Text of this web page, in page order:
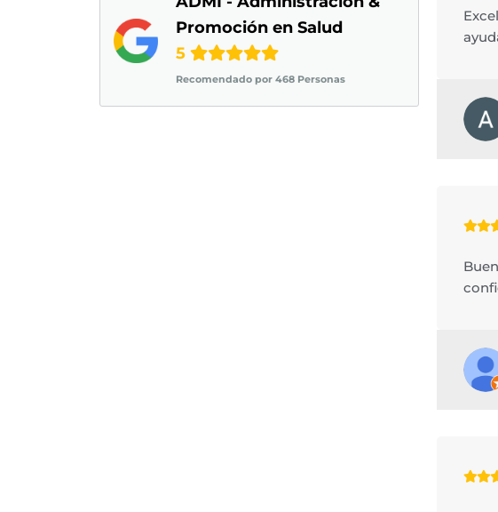
Promoción en Salud
5
Recomendado por 468 Personas